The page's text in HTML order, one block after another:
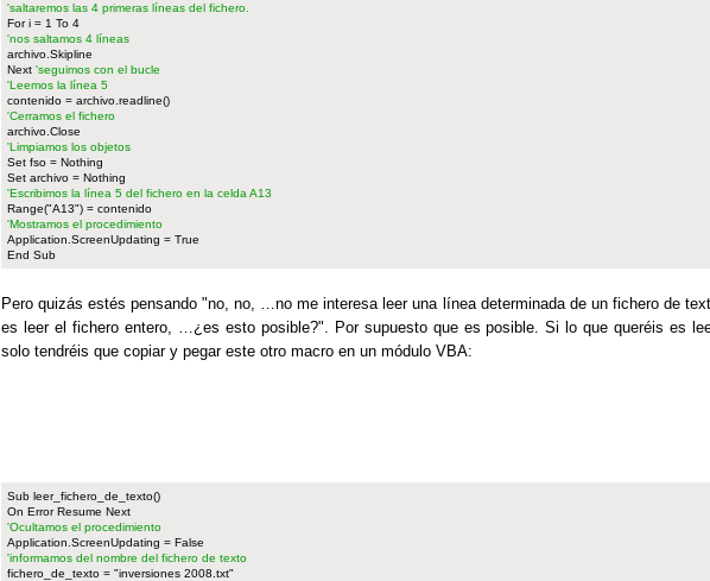
'saltaremos las 4 primeras líneas del fichero.
For i = 1 To 4
'nos saltamos 4 líneas
archivo.Skipline
Next 'seguimos con el bucle
'Leemos la línea 5
contenido = archivo.readline()
'Cerramos el fichero
archivo.Close
'Limpiamos los objetos
Set fso = Nothing
Set archivo = Nothing
'Escribimos la línea 5 del fichero en la celda A13
Range("A13") = contenido
'Mostramos el procedimiento
Application.ScreenUpdating = True
End Sub
Pero quizás estés pensando "no, no, …no me interesa leer una línea determinada de un fichero de
es leer el fichero entero, …¿es esto posible?". Por supuesto que es posible. Si lo que queréis es
solo tendréis que copiar y pegar este otro macro en un módulo VBA:
Sub leer_fichero_de_texto()
On Error Resume Next
'Ocultamos el procedimiento
Application.ScreenUpdating = False
'informamos del nombre del fichero de texto
fichero_de_texto = "inversiones 2008.txt"